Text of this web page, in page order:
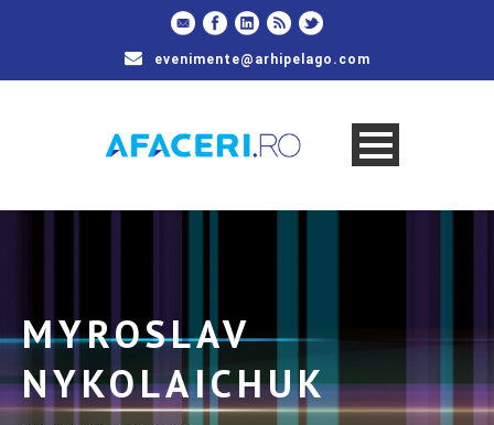
evenimente@arhipelago.com
MYROSLAV
NYKOLAICHUK